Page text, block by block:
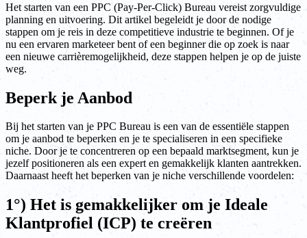
Het starten van een PPC (Pay-Per-Click) Bureau vereist zorgvuldige
planning en uitvoering. Dit artikel begeleidt je door de nodige
stappen om je reis in deze competitieve industrie te beginnen. Of je
nu een ervaren marketeer bent of een beginner die op zoek is naar
een nieuwe carrièremogelijkheid, deze stappen helpen je op de juiste
weg.
Beperk je Aanbod
Bij het starten van je PPC Bureau is een van de essentiële stappen
om je aanbod te beperken en je te specialiseren in een specifieke
niche. Door je te concentreren op een bepaald marktsegment, kun je
jezelf positioneren als een expert en gemakkelijk klanten aantrekken.
Daarnaast heeft het beperken van je niche verschillende voordelen:
1°) Het is gemakkelijker om je Ideale
Klantprofiel (ICP) te creëren